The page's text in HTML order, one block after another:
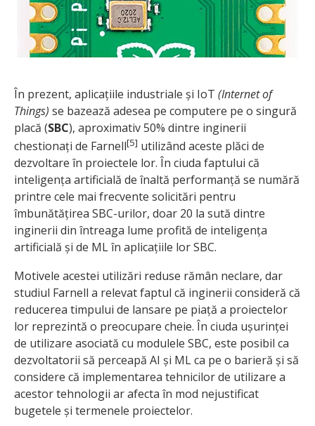
În prezent, aplicațiile industriale și IoT (Internet of
Things) se bazează adesea pe computere pe o singură
placă (SBC), aproximativ 50% dintre inginerii
chestionați de Farnell[5] utilizând aceste plăci de
dezvoltare în proiectele lor. În ciuda faptului că
inteligența artificială de înaltă performanță se numără
printre cele mai frecvente solicitări pentru
îmbunătățirea SBC-urilor, doar 20 la sută dintre
inginerii din întreaga lume profită de inteligența
artificială și de ML în aplicațiile lor SBC.
Motivele acestei utilizări reduse rămân neclare, dar
studiul Farnell a relevat faptul că inginerii consideră că
reducerea timpului de lansare pe piață a proiectelor
lor reprezintă o preocupare cheie. În ciuda ușurinței
de utilizare asociată cu modulele SBC, este posibil ca
dezvoltatorii să perceapă AI și ML ca pe o barieră și să
considere că implementarea tehnicilor de utilizare a
acestor tehnologii ar afecta în mod nejustificat
bugetele și termenele proiectelor.